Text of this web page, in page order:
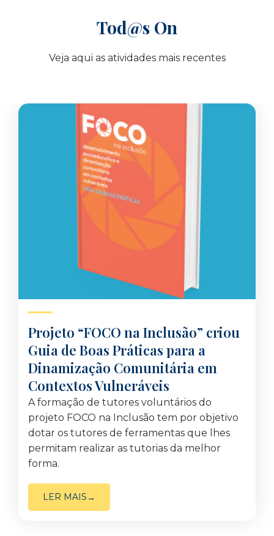
Tod@s On
Veja aqui as atividades mais recentes
Projeto “FOCO na Inclusão” criou
Guia de Boas Práticas para a
Dinamização Comunitária em
Contextos Vulneráveis
A formação de tutores voluntários do
projeto FOCO na Inclusão tem por objetivo
dotar os tutores de ferramentas que lhes
permitam realizar as tutorias da melhor
forma.
LER MAIS